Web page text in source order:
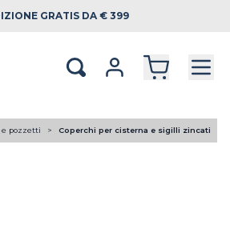
GRATIS DA € 399
e pozzetti Coperchi per cisterna e sigilli zincati